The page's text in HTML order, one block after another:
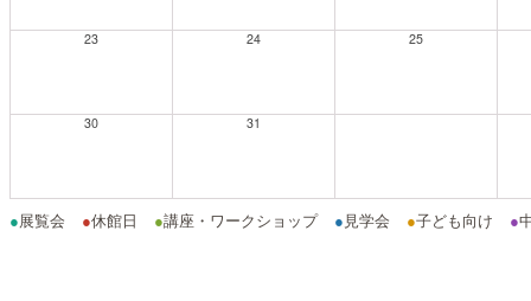
23 24 25
30 31
●展覧会 ●休館日 ●講座・ワークショップ ● 見学会 ●子ども向け ●